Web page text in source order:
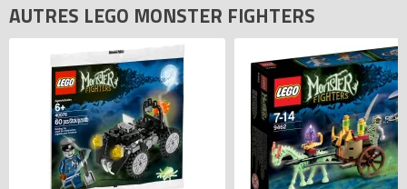
AUTRES LEGO MONSTER FIGHTERS